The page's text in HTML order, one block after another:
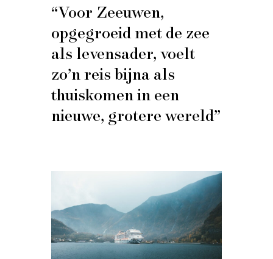
“Voor Zeeuwen,
opgegroeid met de zee
als levensader, voelt
zo’n reis bijna als
thuiskomen in een
nieuwe, grotere wereld”